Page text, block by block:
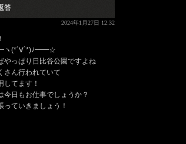
答
2024年1月27日 12:32
ヽ(*´∀`*)ﾉ━━☆
やっぱり日比谷公園ですよね
さん行われていて
してます！
今日もお仕事でしょうか？
っていきましょう！